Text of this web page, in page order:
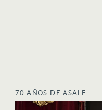
70 AÑOS DE ASALE